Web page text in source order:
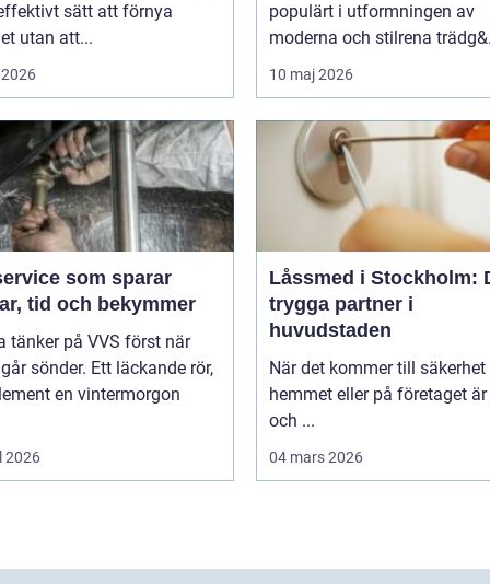
sätt att förnya
utan att...
populärt i utformningen av
moderna och stilrena
10 maj 2026
som sparar
tid och bekymmer
tänker på VVS först när
sönder. Ett läckande rör,
en vintermorgon
2026
Låssmed i Stockholm:
trygga partner i
huvudstaden
När det kommer till säkerhet
hemmet eller på företaget
och ...
04 mars 2026